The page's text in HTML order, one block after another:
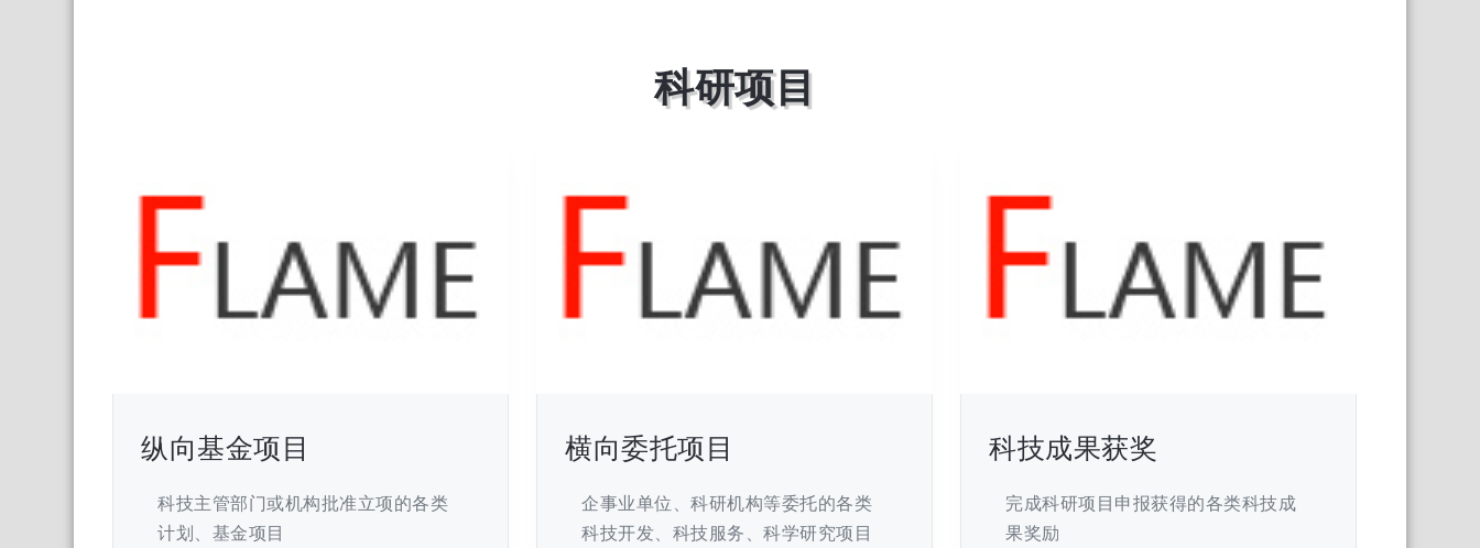
科研项目
纵向基金项目
科技主管部门或机构批准立项的各类
计划、基金项目
横向委托项目
企事业单位、科研机构等委托的各类
科技开发、科技服务、科学研究项目
科技成果获奖
完成科研项目申报获得的各类科技成
果奖励